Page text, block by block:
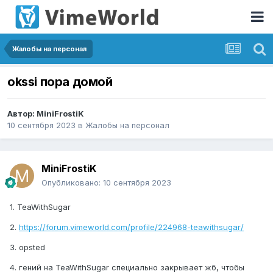
Жалобы на персонал
okssi пора домой
Автор: MiniFrostiK
10 сентября 2023 в Жалобы на персонал
MiniFrostiK
Опубликовано: 10 сентября 2023
1. TeaWithSugar
2. https://forum.vimeworld.com/profile/224968-teawithsugar/
3. opsted
4. гений на TeaWithSugar специально закрывает жб, чтобы